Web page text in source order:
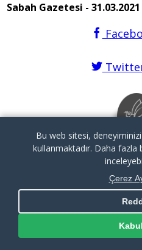
Sabah Gazetesi - 31.03.2021
KVKK İlgili Kişi Başvuru Formu |
Bu web sitesi,
kullanmaktadır. Daha fazla
Çerez